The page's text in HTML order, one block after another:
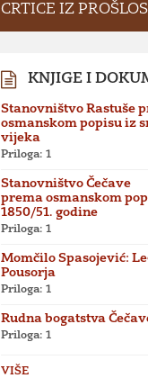
CRTICE IZ
KNJIGE I
Stanovništvo Rastuše
osmanskom popisu iz
vijeka
Priloga: 1
Stanovništvo Čečave
prema osmanskom
1850/51. godine
Priloga: 1
Momčilo Spasojević:
Pousorja
Priloga: 1
Rudna bogatstva
Priloga: 1
VIŠE